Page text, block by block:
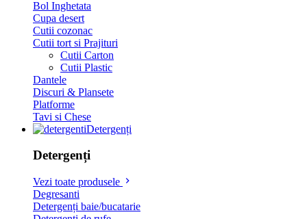
Bol Inghetata
Cupa desert
Cutii cozonac
Cutii tort si Prajituri
Cutii Carton
Cutii Plastic
Dantele
Discuri & Plansete
Platforme
Tavi si Chese
Detergenți
Detergenți
Vezi toate produsele
Degresanti
Detergenți baie/bucatarie